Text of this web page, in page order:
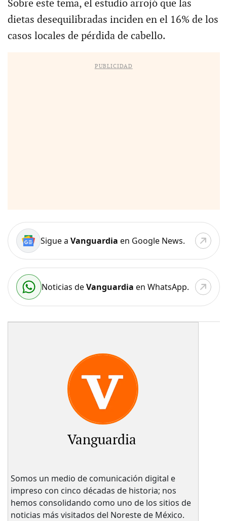
Sobre este tema, el estudio arrojó que las
dietas desequilibradas inciden en el 16% de los
casos locales de pérdida de cabello.
PUBLICIDAD
Sigue a Vanguardia en Google News.
Noticias deVanguardia en WhatsApp.
Vanguardia
Somos un medio de comunicación digital e
impreso con cinco décadas de historia; nos
hemos consolidando como uno de los sitios de
noticias más visitados del Noreste de México.